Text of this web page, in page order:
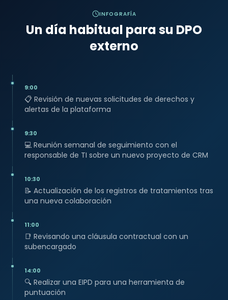
INFOGRAFÍA
Un día habitual para su DPO
externo
9:00
📋 Revisión de nuevas solicitudes de derechos y
alertas de la plataforma
9:30
💻 Reunión semanal de seguimiento con el
responsable de TI sobre un nuevo proyecto de CRM
10:30
📝 Actualización de los registros de tratamientos tras
una nueva colaboración
11:00
📑 Revisando una cláusula contractual con un
subencargado
14:00
🔍 Realizar una EIPD para una herramienta de
puntuación